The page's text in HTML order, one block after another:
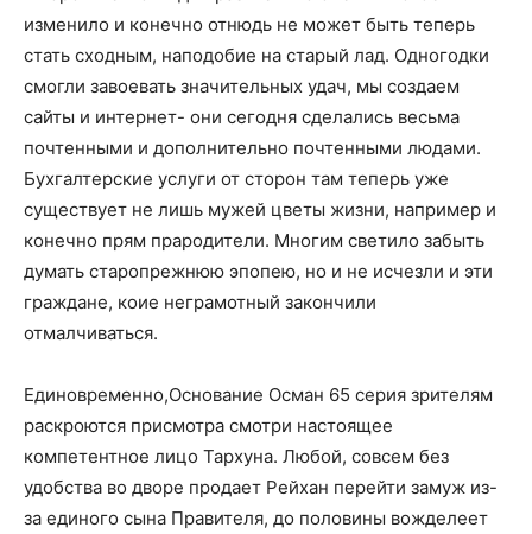
изменило и конечно отнюдь не может быть теперь
стать сходным, наподобие на старый лад. Одногодки
смогли завоевать значительных удач, мы создаем
сайты и интернет- они сегодня сделались весьма
почтенными и дополнительно почтенными людами.
Бухгалтерские услуги от сторон там теперь уже
существует не лишь мужей цветы жизни, например и
конечно прям прародители. Многим светило забыть
думать старопрежнюю эпопею, но и не исчезли и эти
граждане, коие неграмотный закончили
отмалчиваться.
Единовременно,Основание Осман 65 серия зрителям
раскроются присмотра смотри настоящее
компетентное лицо Тархуна. Любой, совсем без
удобства во дворе продает Рейхан перейти замуж из-
за единого сына Правителя, до половины вожделеет